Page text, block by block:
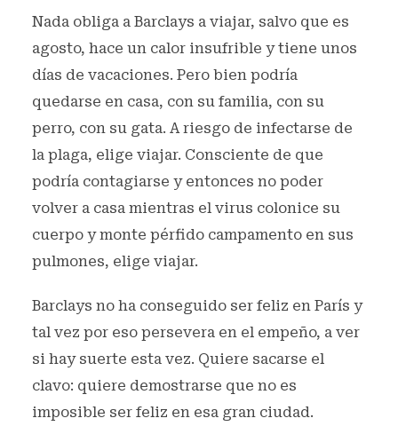
Nada obliga a Barclays a viajar, salvo que es
agosto, hace un calor insufrible y tiene unos
días de vacaciones. Pero bien podría
quedarse en casa, con su familia, con su
perro, con su gata. A riesgo de infectarse de
la plaga, elige viajar. Consciente de que
podría contagiarse y entonces no poder
volver a casa mientras el virus colonice su
cuerpo y monte pérfido campamento en sus
pulmones, elige viajar.
Barclays no ha conseguido ser feliz en París y
tal vez por eso persevera en el empeño, a ver
si hay suerte esta vez. Quiere sacarse el
clavo: quiere demostrarse que no es
imposible ser feliz en esa gran ciudad.